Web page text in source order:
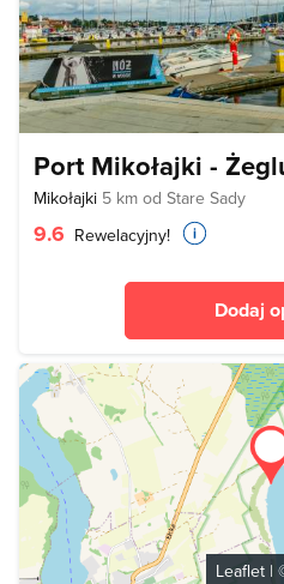
Port Mikołajki -
Mikołajki 5 km od Stare Sady
9.6 Rewelacyjny!
Dodaj
Leaflet |